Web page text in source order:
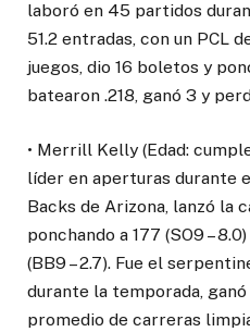
laboró en 45 partidos
51.2 entradas, con un PCL
juegos, dio 16 boletos y
batearon .218, ganó 3 y
• Merrill Kelly (Edad:
líder en aperturas durante
Backs de Arizona, lanzó la
ponchando a 177 (SO9 –
(BB9 – 2.7). Fue el
durante la temporada, ganó
promedio de carreras